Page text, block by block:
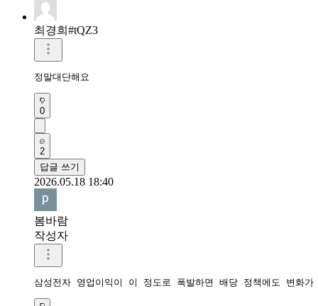
최경희#tQZ3
정말대단해요
0
2
답글 쓰기
2026.05.18 18:40
봄바람
작성자
삼성전자 영업이익이 이 정도로 폭발하면 배당 정책에도 변화